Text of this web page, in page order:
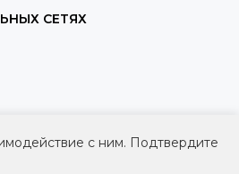
СЕТЯХ
с ним. Подтвердите